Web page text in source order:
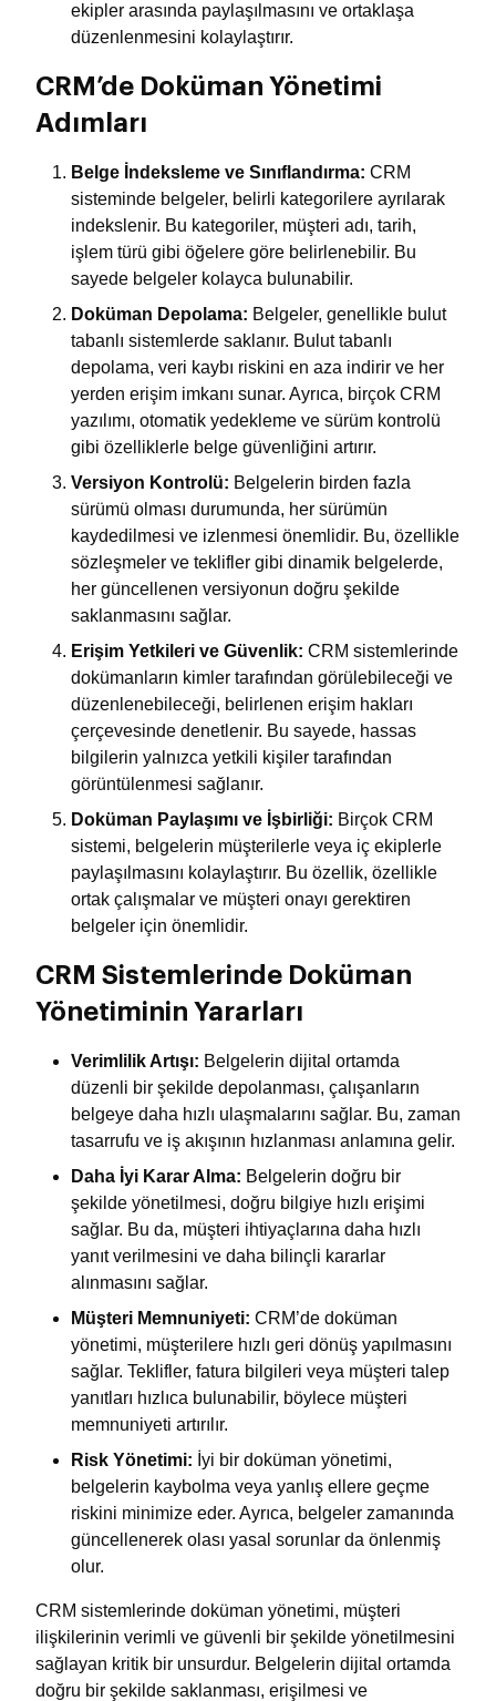
ekipler arasında paylaşılmasını ve ortaklaşa
düzenlenmesini kolaylaştırır.
CRM’de Doküman Yönetimi
Adımları
Belge İndeksleme ve Sınıflandırma: CRM
sisteminde belgeler, belirli kategorilere ayrılarak
indekslenir. Bu kategoriler, müşteri adı, tarih,
işlem türü gibi öğelere göre belirlenebilir. Bu
sayede belgeler kolayca bulunabilir.
Doküman Depolama: Belgeler, genellikle bulut
tabanlı sistemlerde saklanır. Bulut tabanlı
depolama, veri kaybı riskini en aza indirir ve her
yerden erişim imkanı sunar. Ayrıca, birçok CRM
yazılımı, otomatik yedekleme ve sürüm kontrolü
gibi özelliklerle belge güvenliğini artırır.
Versiyon Kontrolü: Belgelerin birden fazla
sürümü olması durumunda, her sürümün
kaydedilmesi ve izlenmesi önemlidir. Bu, özellikle
sözleşmeler ve teklifler gibi dinamik belgelerde,
her güncellenen versiyonun doğru şekilde
saklanmasını sağlar.
Erişim Yetkileri ve Güvenlik: CRM sistemlerinde
dokümanların kimler tarafından görülebileceği ve
düzenlenebileceği, belirlenen erişim hakları
çerçevesinde denetlenir. Bu sayede, hassas
bilgilerin yalnızca yetkili kişiler tarafından
görüntülenmesi sağlanır.
Doküman Paylaşımı ve İşbirliği: Birçok CRM
sistemi, belgelerin müşterilerle veya iç ekiplerle
paylaşılmasını kolaylaştırır. Bu özellik, özellikle
ortak çalışmalar ve müşteri onayı gerektiren
belgeler için önemlidir.
CRM Sistemlerinde Doküman
Yönetiminin Yararları
Verimlilik Artışı: Belgelerin dijital ortamda
düzenli bir şekilde depolanması, çalışanların
belgeye daha hızlı ulaşmalarını sağlar. Bu, zaman
tasarrufu ve iş akışının hızlanması anlamına gelir.
Daha İyi Karar Alma: Belgelerin doğru bir
şekilde yönetilmesi, doğru bilgiye hızlı erişimi
sağlar. Bu da, müşteri ihtiyaçlarına daha hızlı
yanıt verilmesini ve daha bilinçli kararlar
alınmasını sağlar.
Müşteri Memnuniyeti: CRM’de doküman
yönetimi, müşterilere hızlı geri dönüş yapılmasını
sağlar. Teklifler, fatura bilgileri veya müşteri talep
yanıtları hızlıca bulunabilir, böylece müşteri
memnuniyeti artırılır.
Risk Yönetimi: İyi bir doküman yönetimi,
belgelerin kaybolma veya yanlış ellere geçme
riskini minimize eder. Ayrıca, belgeler zamanında
güncellenerek olası yasal sorunlar da önlenmiş
olur.
CRM sistemlerinde doküman yönetimi, müşteri
ilişkilerinin verimli ve güvenli bir şekilde yönetilmesini
sağlayan kritik bir unsurdur. Belgelerin dijital ortamda
doğru bir şekilde saklanması, erişilmesi ve